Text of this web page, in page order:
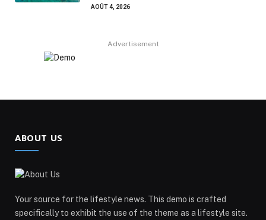
AOÛT 4, 2026
Advertisement
ABOUT US
Your source for the lifestyle news. This demo is crafted
specifically to exhibit the use of the theme as a lifestyle site.